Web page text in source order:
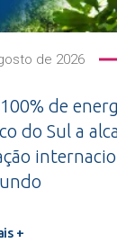
de 2026
de
do Sul a
+